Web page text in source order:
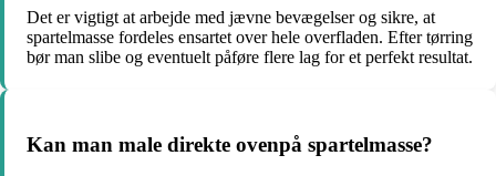
Det er vigtigt at arbejde med jævne bevægelser og sikre, at
spartelmasse fordeles ensartet over hele overfladen. Efter tørring
bør man slibe og eventuelt påføre flere lag for et perfekt resultat.
Kan man male direkte ovenpå spartelmasse?